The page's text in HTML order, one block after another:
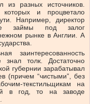
из разных источников.
и процветало
Например, директор
займы под залог
рынке в Англии. А
заинтересованность
толк. Достаточно
губернии зарабатывал
(причем “чистыми”, без
текстильщикам на
в год, то на заводе